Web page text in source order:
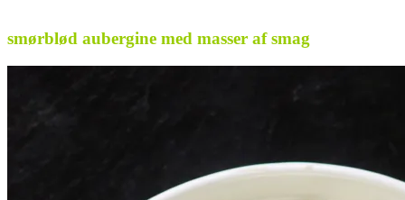
smørblød aubergine med masser af smag